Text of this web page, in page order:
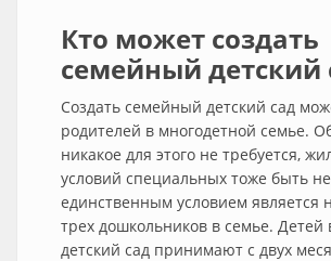
Кто может создать
семейный детский
Создать семейный детский сад
родителей в многодетной семье.
никакое для этого не требуется,
условий специальных тоже быть
единственным условием является
трех дошкольников в семье.
детский сад принимают с двух